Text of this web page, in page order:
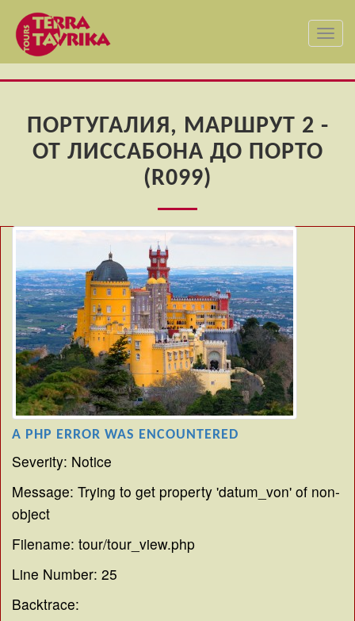
ПОРТУГАЛИЯ, МАРШРУТ 2 -
ОТ ЛИССАБОНА ДО ПОРТО
(R099)
A PHP ERROR WAS ENCOUNTERED
Severity: Notice
Message: Trying to get property 'datum_von' of non-
object
Filename: tour/tour_view.php
Line Number: 25
Backtrace: